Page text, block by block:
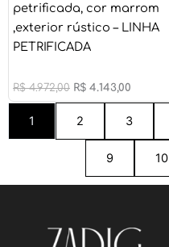
petrificada, cor marrom
,exterior rústico – LINHA
PETRIFICADA
R$4.972,00 R$ 4.143,00
1 2 3
9 10